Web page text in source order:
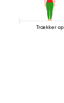
Trækker op